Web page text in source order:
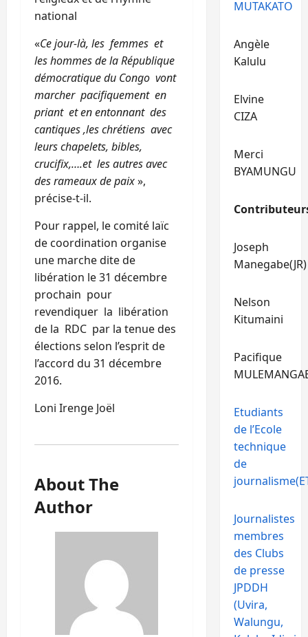
national
«Ce jour-là, les femmes et
les hommes de la République
démocratique du Congo vont
marcher pacifiquement en
priant et en entonnant des
cantiques ,les chrétiens avec
leurs chapelets, bibles,
crucifix,….et les autres avec
des rameaux de paix»,
précise-t-il.
Pour rappel, le comité laïc
de coordination organise
une marche dite de
libération le 31 décembre
prochain pour
revendiquer la libération
de la RDC par la tenue des
élections selon l’esprit de
l’accord du 31 décembre
2016.
Loni Irenge Joël
About The
Author
MUTAKATO
Angèle
Kalulu
Elvine
CIZA
Merci
BYAMUNGU
Joseph
Manegabe(JR)
Nelson
Kitumaini
Pacifique
Etudiants
de l’Ecole
technique
de
Journalistes
membres
des Clubs
de presse
JPDDH
(Uvira,
Walungu,